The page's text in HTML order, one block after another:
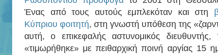
Ένας από τους αυτούς εμπλεκόταν και στη
Κύπριου φοιτητή, στη γνωστή υπόθεση της
αυτή, ο επικεφαλής αστυνομικός
«τιμωρήθηκε» με πειθαρχική ποινή αργίας 15